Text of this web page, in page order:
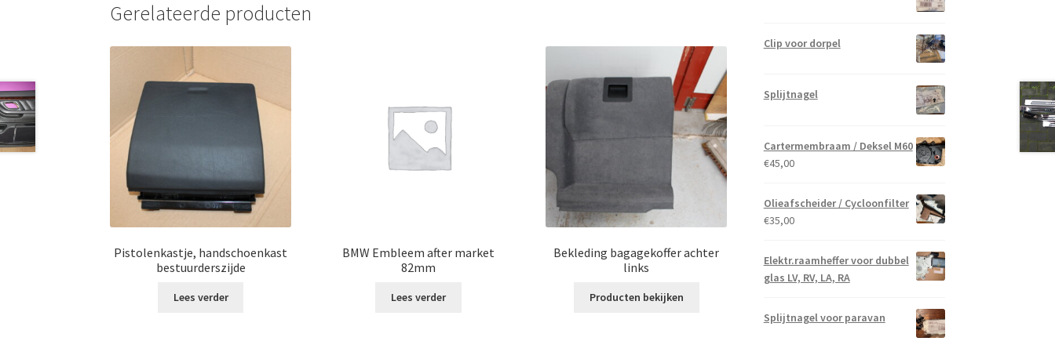
Gerelateerde producten
Pistolenkastje, handschoenkast
bestuurderszijde
Lees verder
BMW Embleem after market
82mm
Lees verder
Bekleding bagagekoffer achter
links
Producten bekijken
Clip voor dorpel
Splijtnagel
Cartermembraam / Deksel M60
€45,00
Olieafscheider / Cycloonfilter
€35,00
Elektr.raamheffer voor dubbel
glas LV, RV, LA, RA
Splijtnagel voor paravan